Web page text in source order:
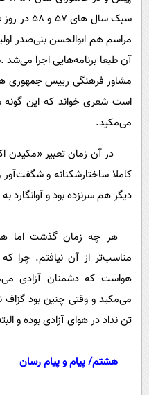
سبک سال
مراسم هم ابوالحسن بنی‌صدر
آن طبعا برنامه‌هایی اجرا
مشاور فرهنگی رییس جمهوری
است شعری خواند که این گونه
می‌مکید.
در آن زمان تعبیر «مکیدن
کاملا ساختار‌شکنانه و شگفت‌آور
دیگر هم سرنزده بود و
هر چه زمان گذشت اما
مناسب‌تر از آن نیافتم. چرا
هواست که دشمنان آزادی
می‌مکید و وقتی چنین بود
تن نداد در هوای آزادی بوده و
هشتم/ پیام و پیام رسان